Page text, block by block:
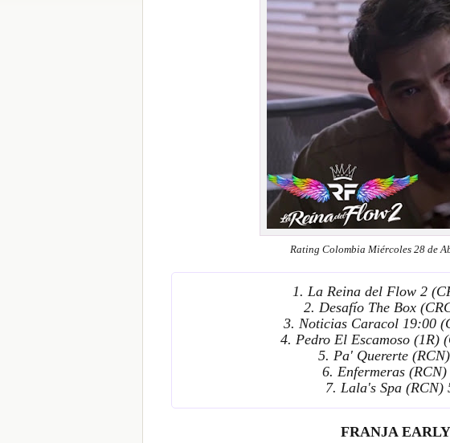
Rating Colombia Miércoles 28 de
1. La Reina del Flow 2
2. Desafío The Box
3. Noticias Caracol 19:00
4. Pedro El Escamoso (1R)
5. Pa' Quererte
6. Enfermeras (RCN)
7. Lala's Spa (RCN)
FRANJA EARLY